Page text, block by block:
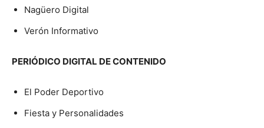
Nagüero Digital
Verón Informativo
PERIÓDICO DIGITAL DE CONTENIDO
El Poder Deportivo
Fiesta y Personalidades